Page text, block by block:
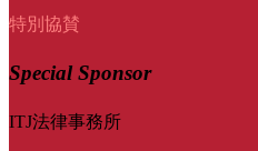
特別協賛
Special Sponsor
ITJ法律事務所